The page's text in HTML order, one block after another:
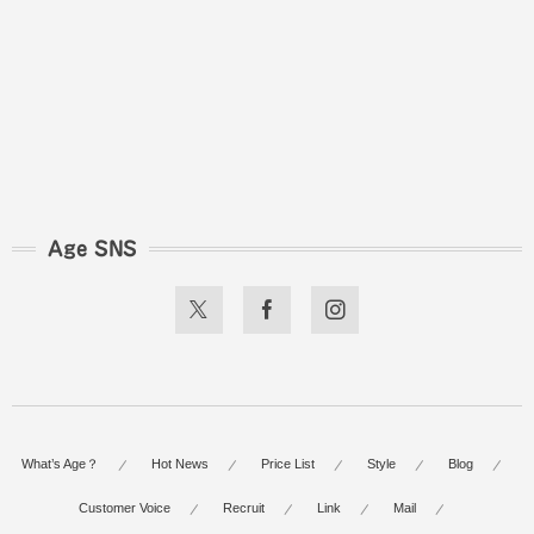
Age SNS
What’s Age？ Hot News Price List Style Blog
Customer Voice Recruit Link Mail